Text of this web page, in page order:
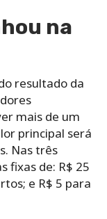
na
resultado da
mais de um
principal será
Nas três
fixas de: R$ 25
e R$ 5 para